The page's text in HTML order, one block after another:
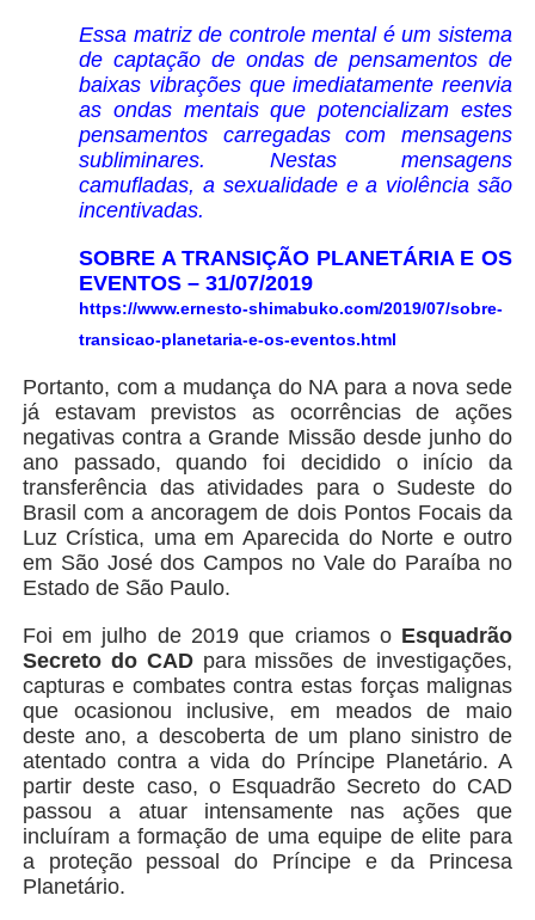
Essa matriz de controle mental é um sistema
de captação de ondas de pensamentos de
baixas vibrações que imediatamente reenvia
as ondas mentais que potencializam estes
pensamentos carregadas com mensagens
subliminares. Nestas mensagens
camufladas, a sexualidade e a violência são
incentivadas.
SOBRE A TRANSIÇÃO PLANETÁRIA E OS
EVENTOS – 31/07/2019
https://www.ernesto-shimabuko.com/2019/07/sobre-
transicao-planetaria-e-os-eventos.html
Portanto, com a mudança do NA para a nova sede
já estavam previstos as ocorrências de ações
negativas contra a Grande Missão desde junho do
ano passado, quando foi decidido o início da
transferência das atividades para o Sudeste do
Brasil com a ancoragem de dois Pontos Focais da
Luz Crística, uma em Aparecida do Norte e outro
em São José dos Campos no Vale do Paraíba no
Estado de São Paulo.
Foi em julho de 2019 que criamos o Esquadrão
Secreto do CADpara missões de investigações,
capturas e combates contra estas forças malignas
que ocasionou inclusive, em meados de maio
deste ano, a descoberta de um plano sinistro de
atentado contra a vida do Príncipe Planetário. A
partir deste caso, o Esquadrão Secreto do CAD
passou a atuar intensamente nas ações que
incluíram a formação de uma equipe de elite para
a proteção pessoal do Príncipe e da Princesa
Planetário.